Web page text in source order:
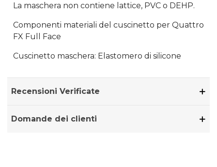
La maschera non contiene lattice, PVC o DEHP.
Componenti materiali del cuscinetto per Quattro
FX Full Face
Cuscinetto maschera: Elastomero di silicone
Recensioni Verificate
Domande dei clienti